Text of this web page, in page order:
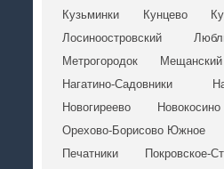
Кузьминки
Кунцево
Лосиноостровский
Метрогородок
Мещанский
Нагатино-Садовники
Новогиреево
Новокосино
Орехово-Борисово Южное
Печатники
Покровское-